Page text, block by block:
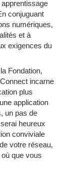
conjuguant
numériques,
et à
exigences du
Fondation,
incarne
plus
application
un pas de
heureux
conviviale
votre réseau,
que vous